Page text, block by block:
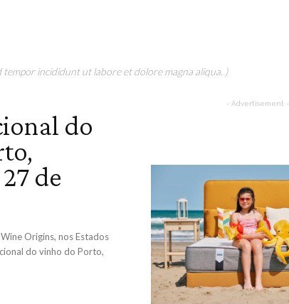
incididunt ut labore et dolore magna aliqua. )
do
de
Origins, nos Estados
do vinho do Porto,
- Advertisement -